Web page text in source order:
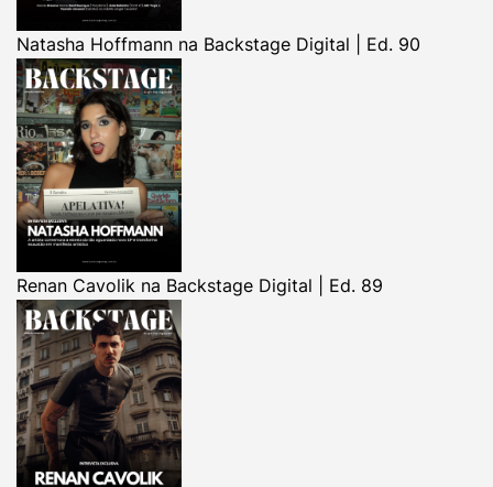
Natasha Hoffmann na Backstage Digital | Ed. 90
Renan Cavolik na Backstage Digital | Ed. 89